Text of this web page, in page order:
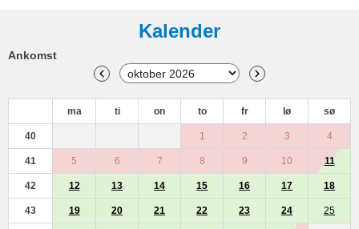
Kalender
Ankomst
ma ti on to fr lø sø
40 1 2 3 4
41 5 6 7 8 9 10 11
42 12 13 14 15 16 17 18
43 19 20 21 22 23 24 25